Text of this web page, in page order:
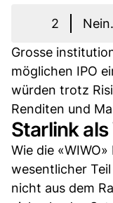
2
Nein.
Grosse
möglichen IPO
würden trotz
Renditen und
Starlink
Wie die
wesentlicher
nicht aus dem